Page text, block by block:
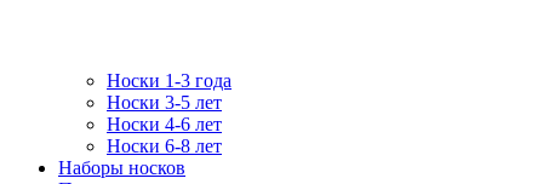
Носки 1-3 года
Носки 3-5 лет
Носки 4-6 лет
Носки 6-8 лет
Наборы носков